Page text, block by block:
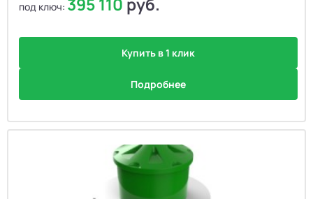
под ключ:
Купить в 1 клик
Подробнее